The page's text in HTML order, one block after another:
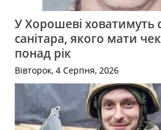
У Хорошеві ховатимуть
санітара, якого мати
понад рік
Вівторок, 4 Серпня, 2026